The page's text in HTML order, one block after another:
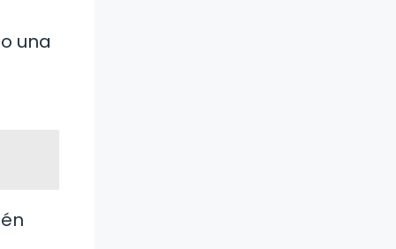
una